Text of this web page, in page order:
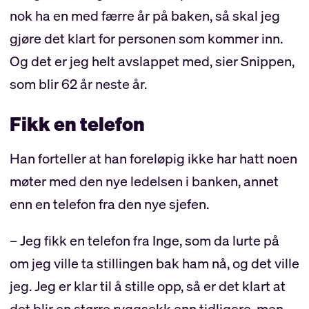
nok ha en med færre år på baken, så skal jeg
gjøre det klart for personen som kommer inn.
Og det er jeg helt avslappet med, sier Snippen,
som blir 62 år neste år.
Fikk en telefon
Han forteller at han foreløpig ikke har hatt noen
møter med den nye ledelsen i banken, annet
enn en telefon fra den nye sjefen.
– Jeg fikk en telefon fra Inge, som da lurte på
om jeg ville ta stillingen bak ham nå, og det ville
jeg. Jeg er klar til å stille opp, så er det klart at